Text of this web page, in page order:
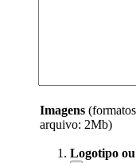
Imagens
arquivo: 2Mb)
Logotipo